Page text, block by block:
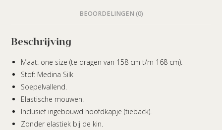
BEOORDELINGEN (0)
Beschrijving
Maat: one size (te dragen van 158 cm t/m 168 cm).
Stof: Medina Silk
Soepelvallend.
Elastische mouwen.
Inclusief ingebouwd hoofdkapje (tieback).
Zonder elastiek bij de kin.